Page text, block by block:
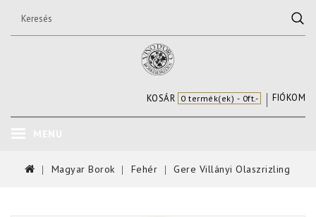
FIÓKOM
KOSÁR 0 termék(ek) - 0ft.-
Magyar Borok Fehér Gere Villányi Olaszrizling